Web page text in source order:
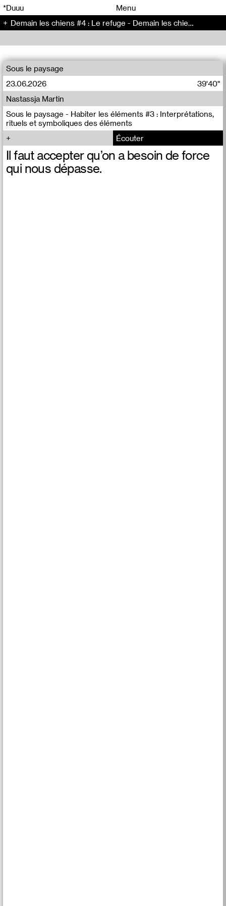
*Duuu
Menu
Demain les chiens #4 : Le refuge - Demain les chiens (4)
Sous le paysage
23.06.2026
39'40"
Sous le paysage - Habiter les éléments #3 : Interprétations,
rituels et symboliques des éléments
Nastassja Martin
Écouter
Il faut accepter qu’on a besoin de force
qui nous dépasse.
00 00
00 00